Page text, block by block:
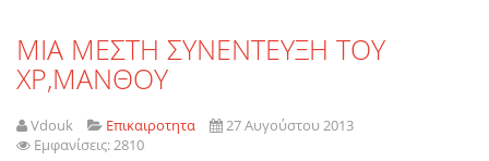
ΜΙΑ ΜΕΣΤΗ ΣΥΝΕΝΤΕΥΞΗ ΤΟΥ
ΧΡ,ΜΑΝΘΟΥ
Vdouk Επικαιροτητα
27 Αυγούστου 2013
Εμφανίσεις: 2810